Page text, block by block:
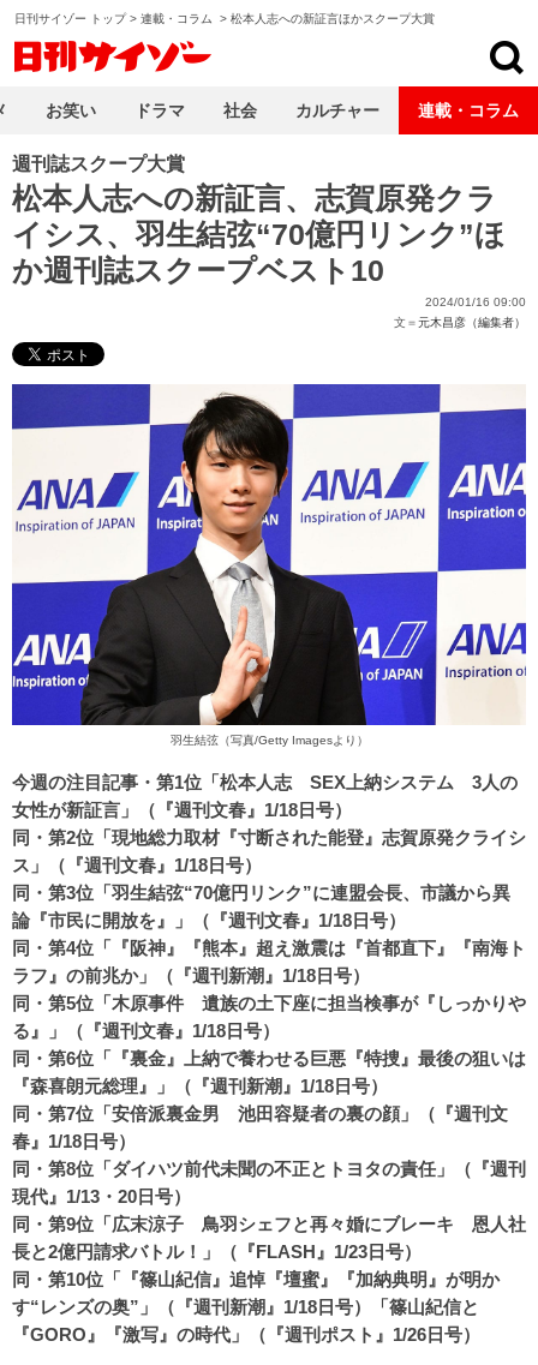
日刊サイゾー トップ> 連載・コラム > 松本人志への新証言ほかスクープ大賞
週刊誌スクープ大賞
松本人志への新証言、志賀原発クラ
イシス、羽生結弦“70億円リンク”ほ
か週刊誌スクープベスト10
2024/01/16 09:00
文＝元木昌彦（編集者）
羽生結弦（写真/Getty Imagesより）
今週の注目記事・第1位「松本人志 SEX上納システム 3人の
女性が新証言」（『週刊文春』1/18日号）
同・第2位「現地総力取材『寸断された能登』志賀原発クライシ
ス」（『週刊文春』1/18日号）
同・第3位「羽生結弦“70億円リンク”に連盟会長、市議から異
論『市民に開放を』」（『週刊文春』1/18日号）
同・第4位「『阪神』『熊本』超え激震は『首都直下』『南海ト
ラフ』の前兆か」（『週刊新潮』1/18日号）
同・第5位「木原事件 遺族の土下座に担当検事が『しっかりや
る』」（『週刊文春』1/18日号）
同・第6位「『裏金』上納で養わせる巨悪『特捜』最後の狙いは
『森喜朗元総理』」（『週刊新潮』1/18日号）
同・第7位「安倍派裏金男 池田容疑者の裏の顔」（『週刊文
春』1/18日号）
同・第8位「ダイハツ前代未聞の不正とトヨタの責任」（『週刊
現代』1/13・20日号）
同・第9位「広末涼子 鳥羽シェフと再々婚にブレーキ 恩人社
長と2億円請求バトル！」（『FLASH』1/23日号）
同・第10位「『篠山紀信』追悼『壇蜜』『加納典明』が明か
す“レンズの奥”」（『週刊新潮』1/18日号）「篠山紀信と
『GORO』『激写』の時代」（『週刊ポスト』1/26日号）
お笑い ドラマ 社会 カルチャー 連載・コラム